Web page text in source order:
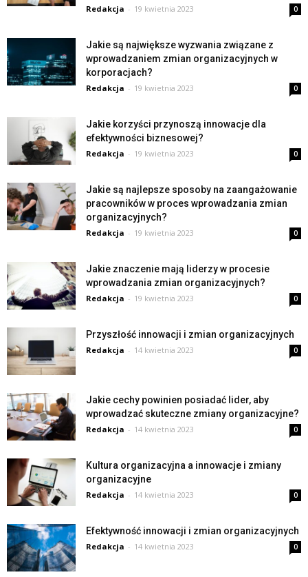
Redakcja - 19 kwietnia 2023 0
Jakie są największe wyzwania związane z
wprowadzaniem zmian organizacyjnych w
korporacjach?
Redakcja - 19 kwietnia 2023 0
Jakie korzyści przynoszą innowacje dla
efektywności biznesowej?
Redakcja - 19 kwietnia 2023 0
Jakie są najlepsze sposoby na zaangażowanie
pracowników w proces wprowadzania zmian
organizacyjnych?
Redakcja - 19 kwietnia 2023 0
Jakie znaczenie mają liderzy w procesie
wprowadzania zmian organizacyjnych?
Redakcja - 19 kwietnia 2023 0
Przyszłość innowacji i zmian organizacyjnych
Redakcja - 14 kwietnia 2023 0
Jakie cechy powinien posiadać lider, aby
wprowadzać skuteczne zmiany organizacyjne?
Redakcja - 14 kwietnia 2023 0
Kultura organizacyjna a innowacje i zmiany
organizacyjne
Redakcja - 14 kwietnia 2023 0
Efektywność innowacji i zmian organizacyjnych
Redakcja - 14 kwietnia 2023 0